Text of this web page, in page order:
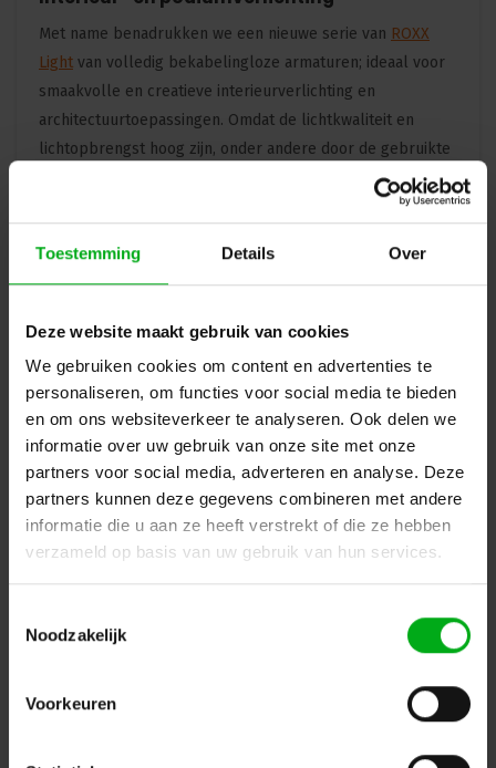
Toestemming Details Over
Deze website maakt gebruik van cookies
We gebruiken cookies om content en advertenties te
personaliseren, om functies voor social media te bieden
en om ons websiteverkeer te analyseren. Ook delen we
informatie over uw gebruik van onze site met onze
partners voor social media, adverteren en analyse. Deze
partners kunnen deze gegevens combineren met andere
informatie die u aan ze heeft verstrekt of die ze hebben
verzameld op basis van uw gebruik van hun services.
Noodzakelijk
Voorkeuren
Met name benadrukken we een nieuwe serie van ROXX
Light van volledig bekabelingloze armaturen; ideaal voor
smaakvolle en creatieve interieurverlichting en
architectuurtoepassingen. Omdat de lichtkwaliteit en
lichtopbrengst hoog zijn, onder andere door de gebruikte
éénpunts-led technologie in de center-led, zijn de nieuwe
B.FLEX en B.FLEX mini ook in te zetten als hoogwaardige
kunnen indrukwekkende patronen en effecten worden
Acculamp
De ingebouwde accu en de bediening via een iOS-app
voorzien de B.FLEX en B.FLEX mini van toepassingen
zonder enige bekabeling. Standaard zijn ze ook voorzien
van Lumen Radio (draadloos DMX) voor gebruik in
professionele, uitgebreider set-ups.
De B.FLEX levert 40W en de B.FLEX mini 15W met als
en 520lm. De gebruiksduur is maximaal 24 uur.
hoogvermogen-led, in